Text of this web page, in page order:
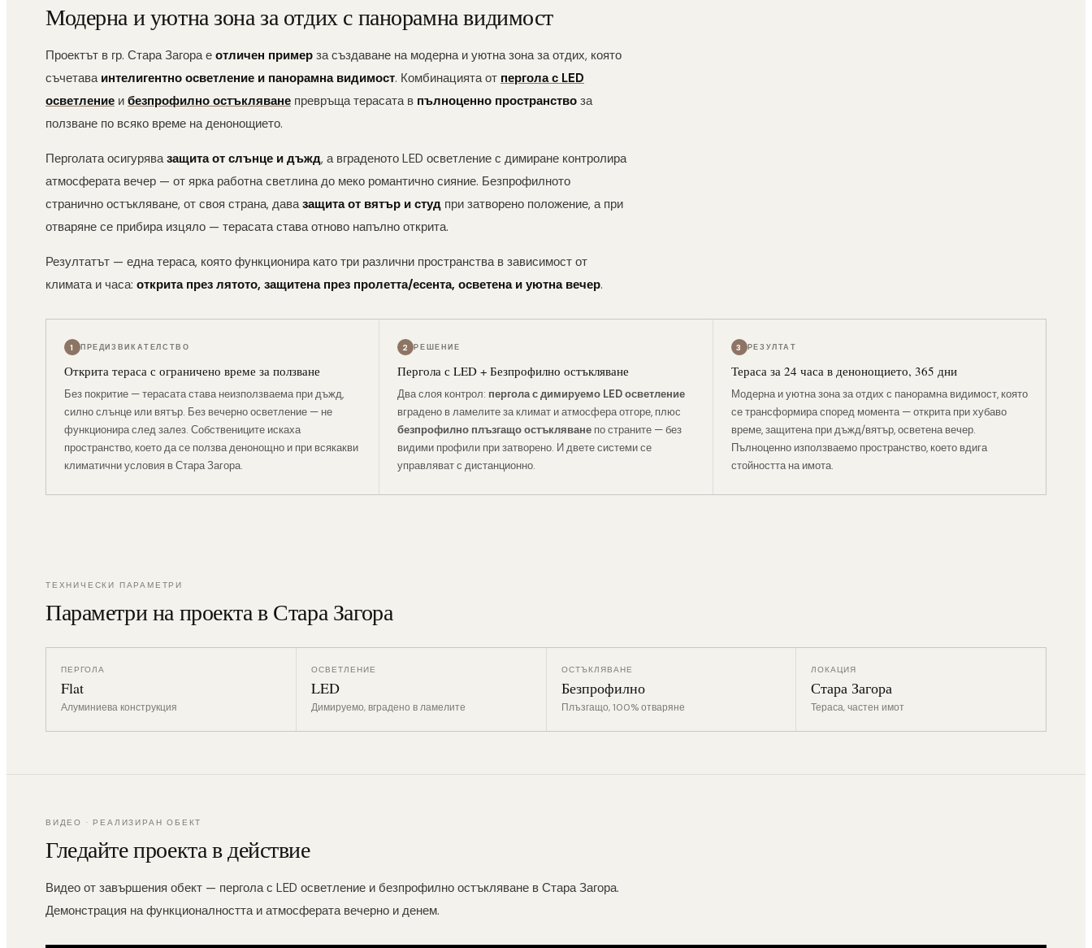
Модерна и уютна зона за отдих с панорамна видимост
Проектът в гр. Стара Загора е отличен пример за създаване на модерна и уютна зона за отдих, която
съчетава интелигентно осветление и панорамна видимост. Комбинацията от пергола с LED
осветление и безпрофилно остъкляване превръща терасата в пълноценно пространство за
ползване по всяко време на денонощието.
Перголата осигурявазащита от слънце и дъжд, а вграденото LED осветление с димиране контролира
атмосферата вечер — от ярка работна светлина до меко романтично сияние. Безпрофилното
странично остъкляване, от своя страна, давазащита от вятър и студ при затворено положение, а при
отваряне се прибира изцяло — терасата става отново напълно открита.
Резултатът — една тераса, която функционира като три различни пространства в зависимост от
климата и часа: открита през лятото, защитена през пролетта/есента, осветена и уютна вечер.
1 ПРЕДИЗВИКАТЕЛСТВО
Открита тераса с ограничено време за ползване
Без покритие — терасата става неизползваема при дъжд,
силно слънце или вятър. Без вечерно осветление — не
функционира след залез. Собствениците искаха
пространство, което да се ползва денонощно и при всякакви
климатични условия в Стара Загора.
2 РЕШЕНИЕ
Пергола с LED + Безпрофилно остъкляване
Два слоя контрол: пергола с димируемо LED осветление
вградено в ламелите за климат и атмосфера отгоре, плюс
безпрофилно плъзгащо остъкляване по страните — без
видими профили при затворено. И двете системи се
управляват с дистанционно.
3 РЕЗУЛТАТ
Тераса за 24 часа в денонощието, 365 дни
Модерна и уютна зона за отдих с панорамна видимост, която
се трансформира според момента — открита при хубаво
време, защитена при дъжд/вятър, осветена вечер.
Пълноценно използваемо пространство, което вдига
стойността на имота.
ТЕХНИЧЕСКИ ПАРАМЕТРИ
Параметри на проекта в Стара Загора
ПЕРГОЛА
Flat
Алуминиева конструкция
ОСВЕТЛЕНИЕ
LED
Димируемо, вградено в ламелите
ОСТЪКЛЯВАНЕ
Безпрофилно
Плъзгащо, 100% отваряне
ЛОКАЦИЯ
Стара Загора
Тераса, частен имот
ВИДЕО · РЕАЛИЗИРАН ОБЕКТ
Гледайте проекта в действие
Видео от завършения обект — пергола с LED осветление и безпрофилно остъкляване в Стара Загора.
Демонстрация на функционалността и атмосферата вечерно и денем.